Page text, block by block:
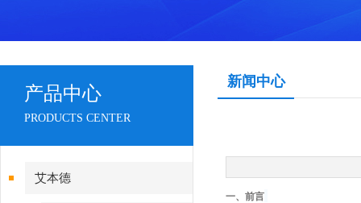
产品中心
PRODUCTS CENTER
艾本德
新闻中心
一、前言